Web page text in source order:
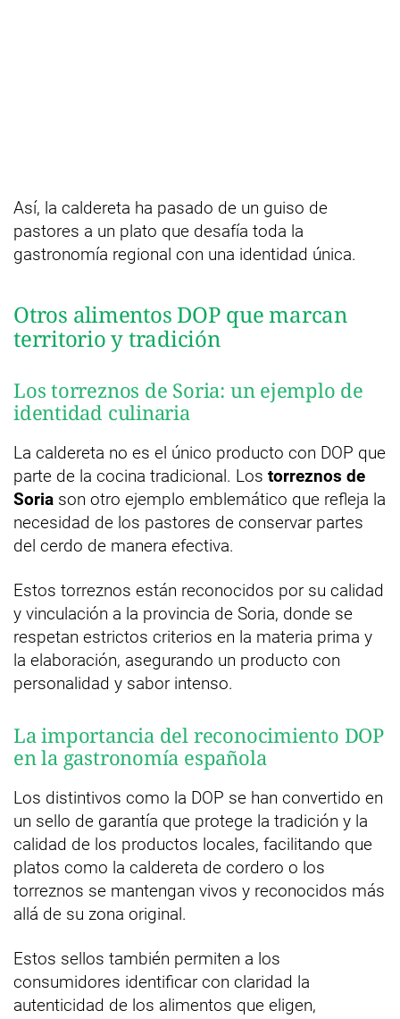
Así, la caldereta ha pasado de un guiso de
pastores a un plato que desafía toda la
gastronomía regional con una identidad única.
Otros alimentos DOP que marcan
territorio y tradición
Los torreznos de Soria: un ejemplo de
identidad culinaria
La caldereta no es el único producto con DOP que
parte de la cocina tradicional. Los torreznos de
Soria son otro ejemplo emblemático que refleja la
necesidad de los pastores de conservar partes
del cerdo de manera efectiva.
Estos torreznos están reconocidos por su calidad
y vinculación a la provincia de Soria, donde se
respetan estrictos criterios en la materia prima y
la elaboración, asegurando un producto con
personalidad y sabor intenso.
La importancia del reconocimiento DOP
en la gastronomía española
Los distintivos como la DOP se han convertido en
un sello de garantía que protege la tradición y la
calidad de los productos locales, facilitando que
platos como la caldereta de cordero o los
torreznos se mantengan vivos y reconocidos más
allá de su zona original.
Estos sellos también permiten a los
consumidores identificar con claridad la
autenticidad de los alimentos que eligen,